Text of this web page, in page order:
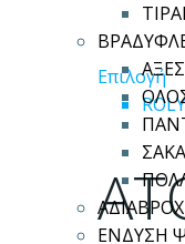
ΕΝΔΥΣΗ
Επιλογή
το